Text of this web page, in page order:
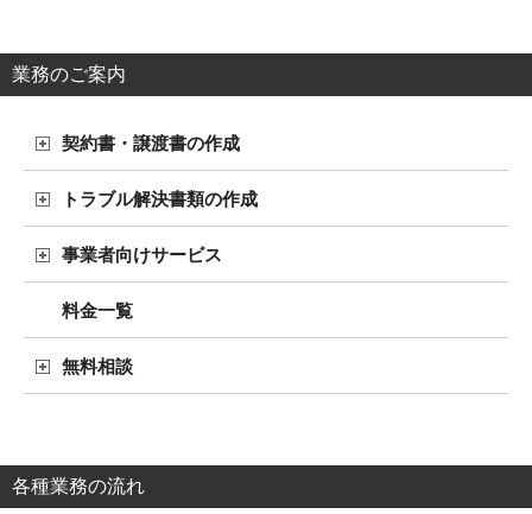
業務のご案内
契約書・譲渡書の作成
トラブル解決書類の作成
事業者向けサービス
料金一覧
無料相談
各種業務の流れ